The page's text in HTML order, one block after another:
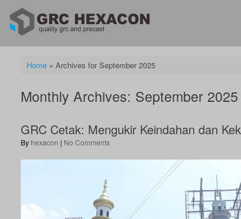
content
Home» Archives for September 2025
Monthly Archives: September 2025
GRC Cetak: Mengukir Keindahan dan
by hexacon | No Comments